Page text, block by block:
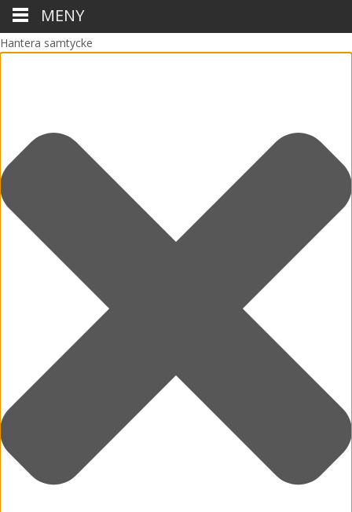
Hantera samtycke
MENY